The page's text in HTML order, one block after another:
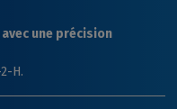
avec une précision
H.